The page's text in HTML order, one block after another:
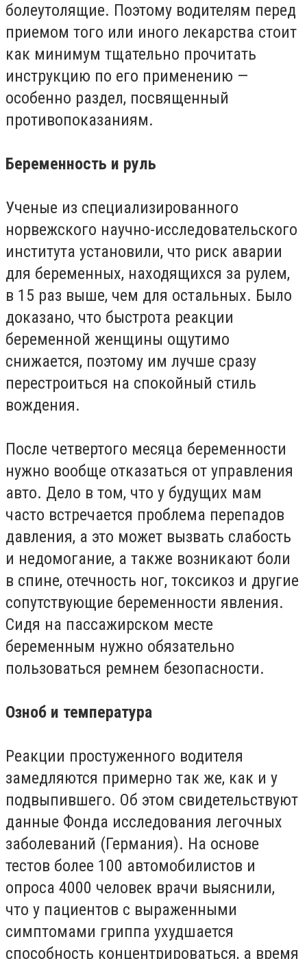
болеутолящие. Поэтому водителям перед
приемом того или иного лекарства стоит
как минимум тщательно прочитать
инструкцию по его применению —
особенно раздел, посвященный
противопоказаниям.
Беременность и руль
Ученые из специализированного
норвежского научно-исследовательского
института установили, что риск аварии
для беременных, находящихся за рулем,
в 15 раз выше, чем для остальных. Было
доказано, что быстрота реакции
беременной женщины ощутимо
снижается, поэтому им лучше сразу
перестроиться на спокойный стиль
вождения.
После четвертого месяца беременности
нужно вообще отказаться от управления
авто. Дело в том, что у будущих мам
часто встречается проблема перепадов
давления, а это может вызвать слабость
и недомогание, а также возникают боли
в спине, отечность ног, токсикоз и другие
сопутствующие беременности явления.
Сидя на пассажирском месте
беременным нужно обязательно
пользоваться ремнем безопасности.
Озноб и температура
Реакции простуженного водителя
замедляются примерно так же, как и у
подвыпившего. Об этом свидетельствуют
данные Фонда исследования легочных
заболеваний (Германия). На основе
тестов более 100 автомобилистов и
опроса 4000 человек врачи выяснили,
что у пациентов с выраженными
симптомами гриппа ухудшается
способность концентрироваться, а время